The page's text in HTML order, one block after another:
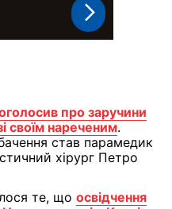
про заручини
своїм нареченим.
став парамедик
хірург Петро
те, що освідчення